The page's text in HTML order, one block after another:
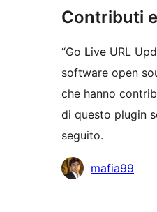
Contributi
“Go Live URL
software open
che hanno
di questo plugin
seguito.
Collaboratori
mafia99